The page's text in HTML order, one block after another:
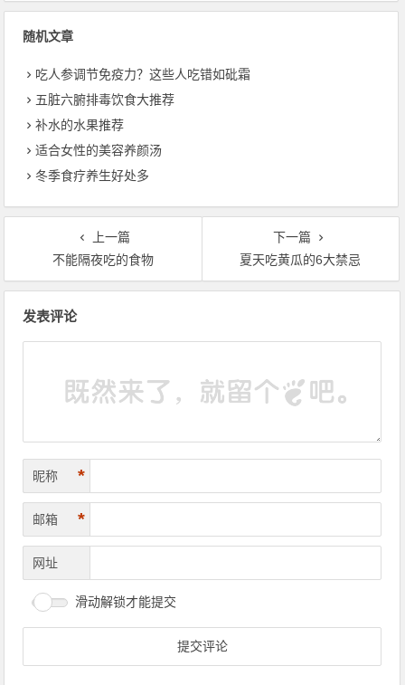
随机文章
吃人参调节免疫力？这些人吃错如砒霜
五脏六腑排毒饮食大推荐
补水的水果推荐
适合女性的美容养颜汤
冬季食疗养生好处多
上一篇
不能隔夜吃的食物
下一篇
夏天吃黄瓜的6大禁忌
发表评论
昵称 *
邮箱 *
网址
滑动解锁才能提交